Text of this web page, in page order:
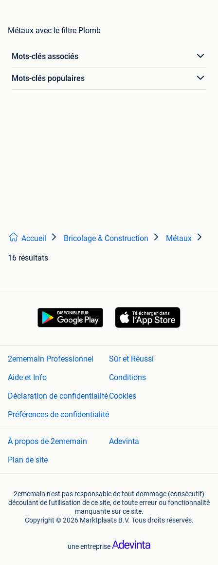
Métaux avec le filtre Plomb
Mots-clés associés
Mots-clés populaires
Accueil Bricolage & Construction Métaux
16 résultats
2ememain Professionnel
Sûr et Réussi
Aide et Info
Conditions
Déclaration de confidentialitéCookies
Préférences de confidentialité
À propos de 2ememain
Adevinta
Plan de site
2ememain n'est pas responsable de tout dommage (consécutif)
découlant de l'utilisation de ce site, de toute erreur ou fonctionnalité
manquante sur ce site.
Copyright © 2026 Marktplaats B.V. Tous droits réservés.
une entreprise